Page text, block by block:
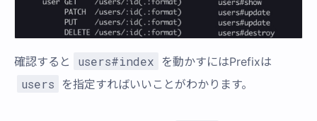
確認すると users#index を動かすにはPrefixは
users を指定すればいいことがわかります。